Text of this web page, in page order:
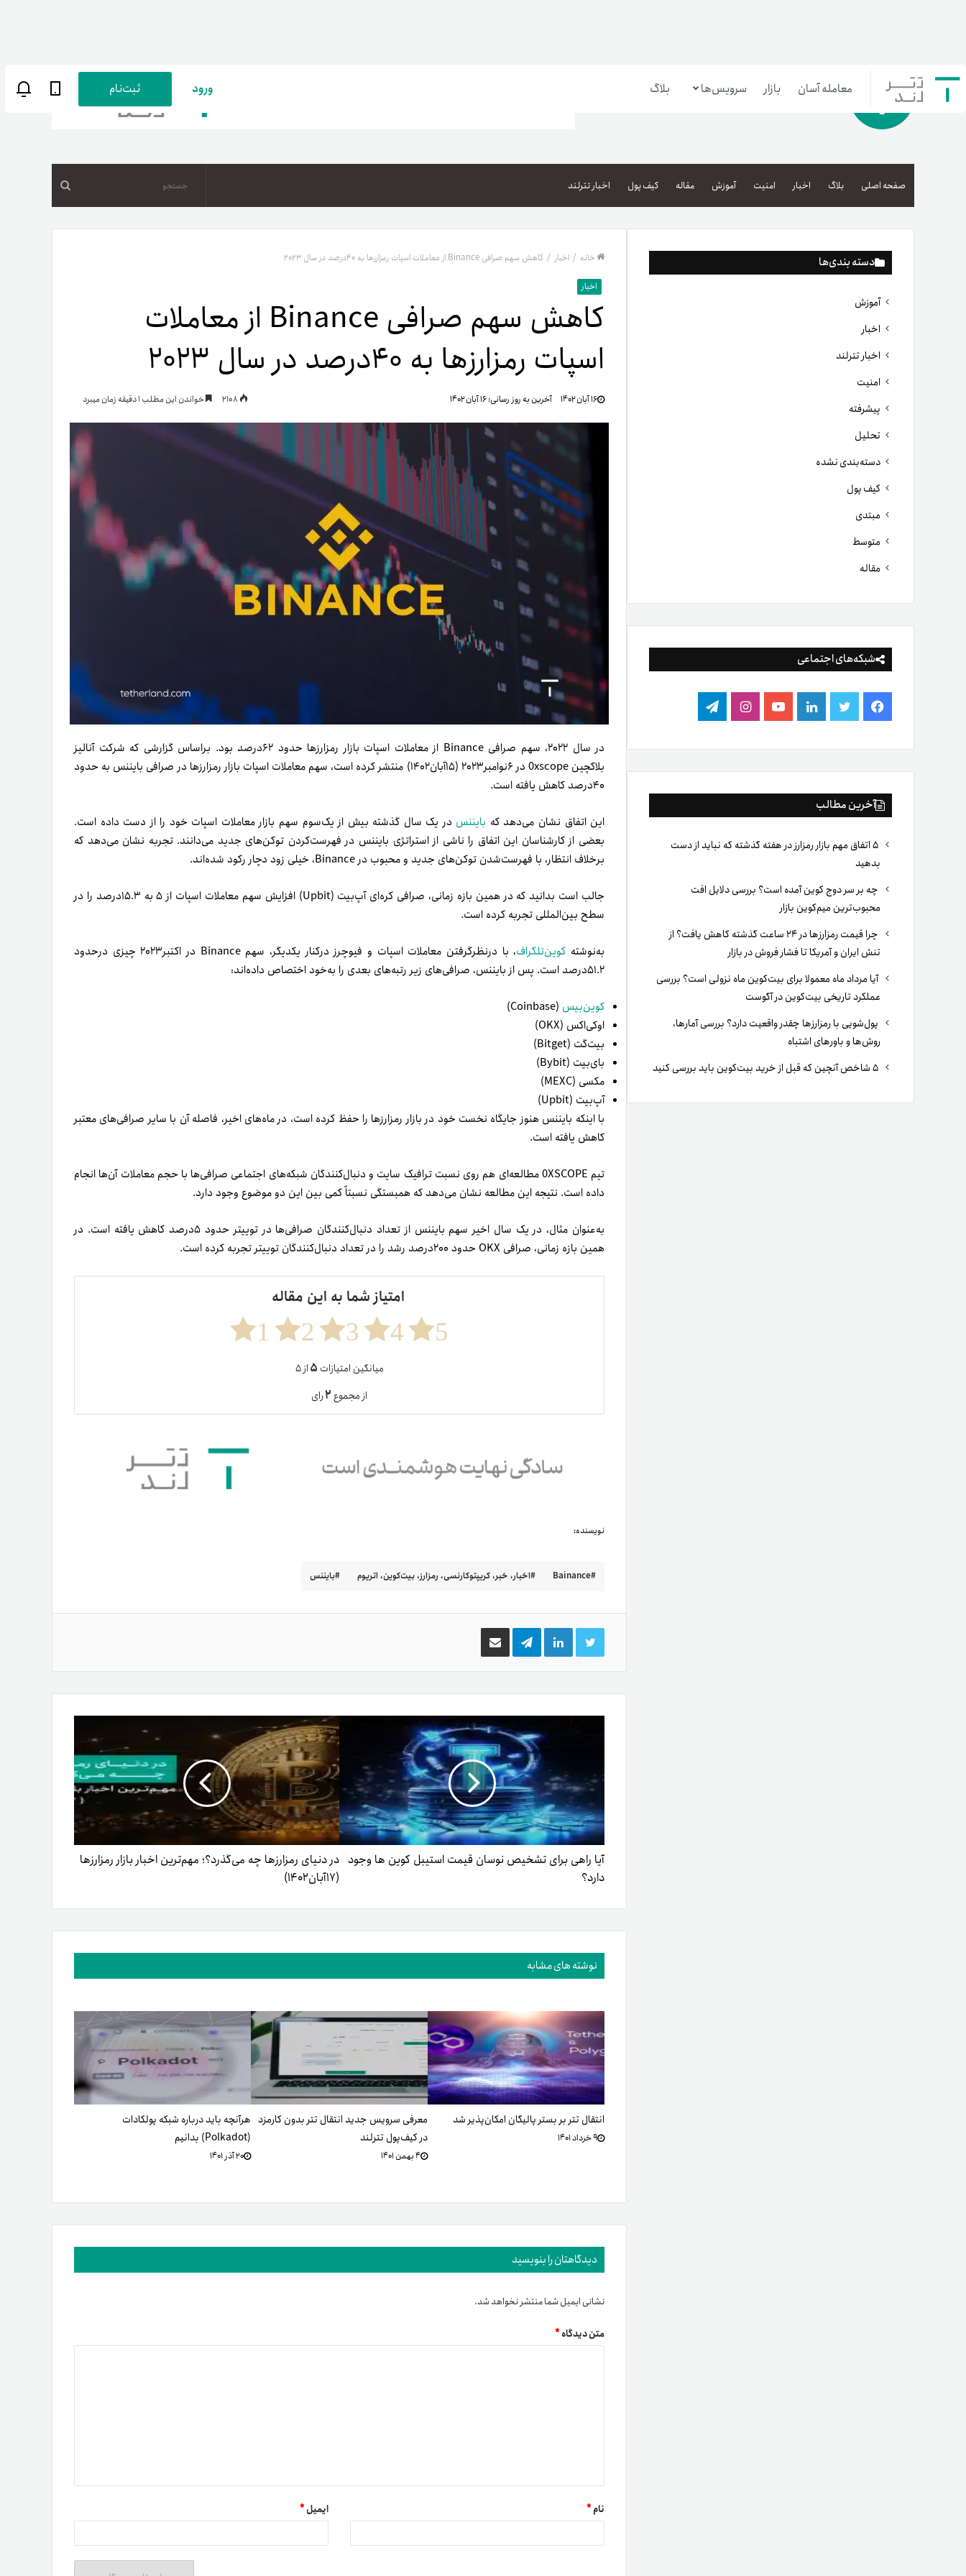
معامله آسان بازار سرویس‌ها
بازار تترلند
سرمایه‌گذاری آسان
پاداش کیف‌پول تومانی
مهر تترلند
بلاگ
زبان پارسی
مشخصات کاربری
حساب‌های بانکی
تنظیمات
ورود ثبت‌نام
صفحه اصلی بلاگ اخبار امنیت آموزش مقاله کیف پول اخبار تترلند
دسته بندی‌ها
آموزش
اخبار
اخبار تترلند
امنیت
پیشرفته
تحلیل
دسته‌بندی نشده
کیف پول
مبتدی
متوسط
مقاله
شبکه‌های اجتماعی
فیس
بوک
توییتر لینکدینیوتیوباینستاگرام
تلگرام
آخرین مطالب
۵ اتفاق مهم بازار رمزارز در هفته گذشته که نباید از دست
بدهید
چه بر سر دوج کوین آمده است؟ بررسی دلایل افت
محبوب‌ترین میم‌کوین بازار
چرا قیمت رمزارزها در ۲۴ ساعت گذشته کاهش یافت؟ از
تنش ایران و آمریکا تا فشار فروش در بازار
آیا مرداد ماه معمولا برای بیت‌کوین ماه نزولی است؟ بررسی
عملکرد تاریخی بیت‌کوین در آگوست
پول‌شویی با رمزارزها چقدر واقعیت دارد؟ بررسی آمارها،
روش‌ها و باورهای اشتباه
خانه / اخبار / کاهش سهم صرافی Binance از معاملات اسپات رمزارزها به ۴۰درصد در سال ۲۰۲۳
اخبار
کاهش سهم صرافی Binance از معاملات
اسپات رمزارزها به ۴۰درصد در سال ۲۰۲۳
۱۶ آبان ۱۴۰۲ آخرین به روز رسانی:۱۶ آبان ۱۴۰۲ خواندن این مطلب 1 دقیقه زمان میبرد
در سال ۲۰۲۲، سهم صرافی Binance از معاملات اسپات بازار رمزارزها حدود ۶۲درصد بود. بر‌اساس گزارشی که شرکت آنالیز
بلاکچین 0xscope در ۶نوامبر۲۰۲۳ (۱۵آبان۱۴۰۲) منتشر کرده است، سهم معاملات اسپات بازار رمزارزها در صرافی بایننس به حدود
۴۰درصد کاهش یافته است.
این اتفاق نشان می‌دهد که بایننس در یک سال گذشته بیش از یک‌سوم سهم بازار معاملات اسپات خود را از دست داده است.
بعضی از کارشناسان این اتفاق را ناشی از استراتژی بایننس در فهرست‌کردن توکن‌های جدید می‌دانند. تجربه نشان می‌دهد که
برخلاف انتظار، با فهرست‌شدن توکن‌های جدید و محبوب در Binance، خیلی زود دچار رکود شده‌اند.
جالب است بدانید که در همین بازه زمانی، صرافی کره‌ای آپ‌بیت (Upbit) افزایش سهم معاملات اسپات از ۵ به ۱۵.۳درصد را در
سطح بین‌المللی تجربه کرده است.
به‌نوشته کوین‌تلگراف
، با در‌نظر‌گرفتن معاملات اسپات و فیوچرز در‌کنار یکدیگر، سهم Binance در اکتبر۲۰۲۳ چیزی در‌حدود
۵۱.۲درصد است. پس از بایننس، صرافی‌های زیر رتبه‌های بعدی را به‌خود اختصاص داده‌اند:
کوین‌بیس (Coinbase)
اوکی‌اکس (OKX)
بیت‌گت (Bitget)
بای‌بیت (Bybit)
مکسی (MEXC)
آپ‌بیت (Upbit)
با اینکه بایننس هنوز جایگاه نخست خود در بازار رمزارزها را حفظ کرده است، در ماه‌های اخیر، فاصله آن با سایر صرافی‌های معتبر
کاهش یافته است.
تیم 0XSCOPE مطالعه‌ای هم روی نسبت ترافیک سایت و دنبال‌کنندگان شبکه‌های اجتماعی صرافی‌ها با حجم معاملات آن‌ها انجام
داده است. نتیجه این مطالعه نشان می‌دهد که همبستگی نسبتاً کمی بین این دو موضوع وجود دارد.
به‌عنوان مثال، در یک سال اخیر سهم بایننس از تعداد دنبال‌کنندگان صرافی‌ها در توییتر حدود ۵درصد کاهش یافته است. در
همین بازه زمانی، صرافی OKX حدود ۲۰۰درصد رشد را در تعداد دنبال‌کنندگان توییتر تجربه کرده است.
امتیاز شما به این مقاله
5
4
3
2
1
میانگین امتیازات ۵از ۵
از مجموع۲رای
نویسنده:
Bainance اخبار، خبر، کریپتوکارنسی، رمزارز، بیت‌کوین، اتریوم بایننس
توییتر لینکدینتلگرام اشتراک
گذاری
ایمیل
آیا راهی برای تشخیص نوسان قیمت استیبل کوین‌ ها وجود
دارد؟
در دنیای رمزارزها چه می‌گذرد؟؛ مهم‌ترین اخبار بازار رمزارزها
(۱۷‌آبان‌۱۴۰۲)
نوشته های مشابه
انتقال تتر بر بستر پالیگان امکان‌پذیر شد
۹ خرداد ۱۴۰۱
معرفی سرویس جدید انتقال تتر بدون کارمزد
در کیف‌پول تترلند
۴ بهمن ۱۴۰۱
هرآنچه باید درباره شبکه پولکادات
(Polkadot) بدانیم
۲۰ آذر ۱۴۰۱
دیدگاهتان را بنویسید
نشانی ایمیل شما منتشر نخواهد شد.
متن دیدگاه*
نام* ایمیل*